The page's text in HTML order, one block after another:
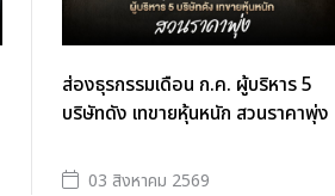
ส่องธุรกรรมเดือน ก.ค. ผู้บริหาร 5
บริษัทดัง เทขายหุ้นหนัก สวนราคาพุ่ง
03 สิงหาคม 2569